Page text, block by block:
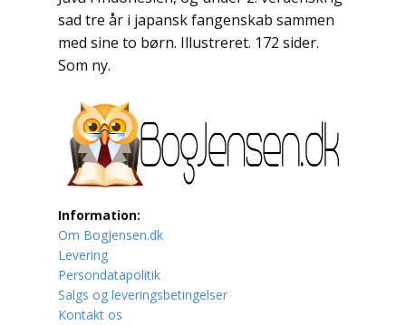
Litteraturhistorie
Lokalhistorie / Topografi
Lufttrafik / Fly
Lystfiskeri
Mad
Musik
Mytologi / Sagn / Sagaer
Naturen
sad tre år i japansk fangenskab sammen
med sine to børn. Illustreret. 172 sider.
Som ny.
Information:
Om BogJensen.dk
Levering
Persondatapolitik
Salgs og leveringsbetingelser
Kontakt os